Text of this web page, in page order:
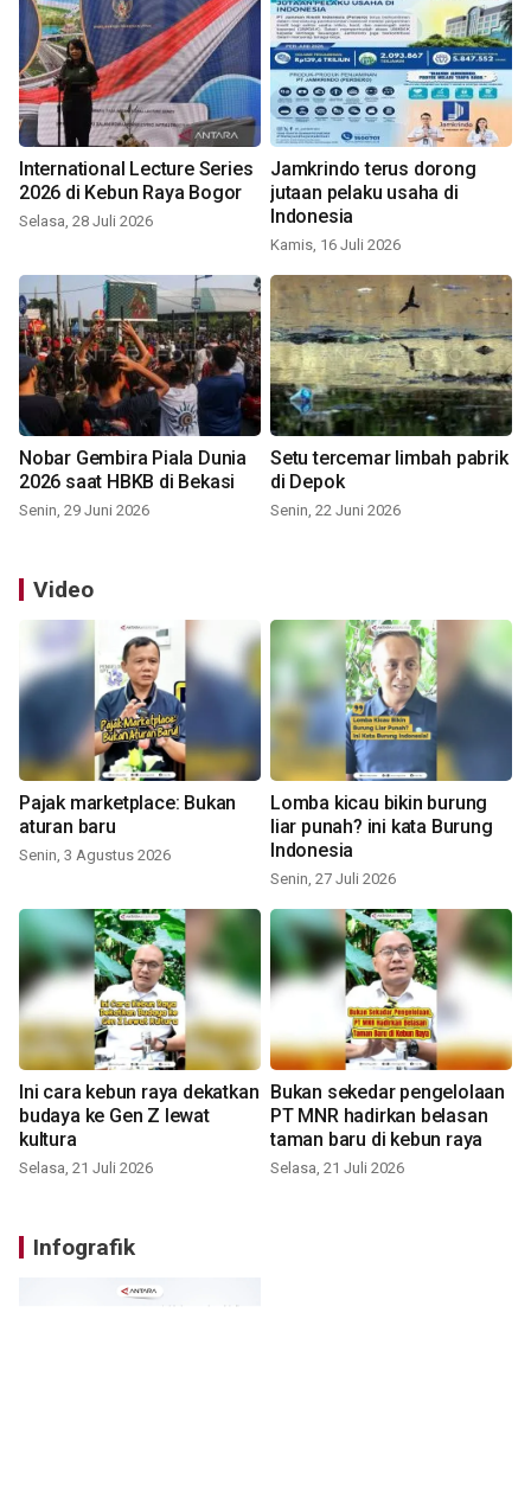
International Lecture Series
2026 di Kebun Raya Bogor
Selasa, 28 Juli 2026
Jamkrindo terus dorong
jutaan pelaku usaha di
Indonesia
Kamis, 16 Juli 2026
Nobar Gembira Piala Dunia
2026 saat HBKB di Bekasi
Senin, 29 Juni 2026
Setu tercemar limbah pabrik
di Depok
Senin, 22 Juni 2026
Video
Pajak marketplace: Bukan
aturan baru
Senin, 3 Agustus 2026
Lomba kicau bikin burung
liar punah? ini kata Burung
Indonesia
Senin, 27 Juli 2026
Ini cara kebun raya dekatkan
budaya ke Gen Z lewat
kultura
Selasa, 21 Juli 2026
Bukan sekedar pengelolaan
PT MNR hadirkan belasan
taman baru di kebun raya
Selasa, 21 Juli 2026
Infografik